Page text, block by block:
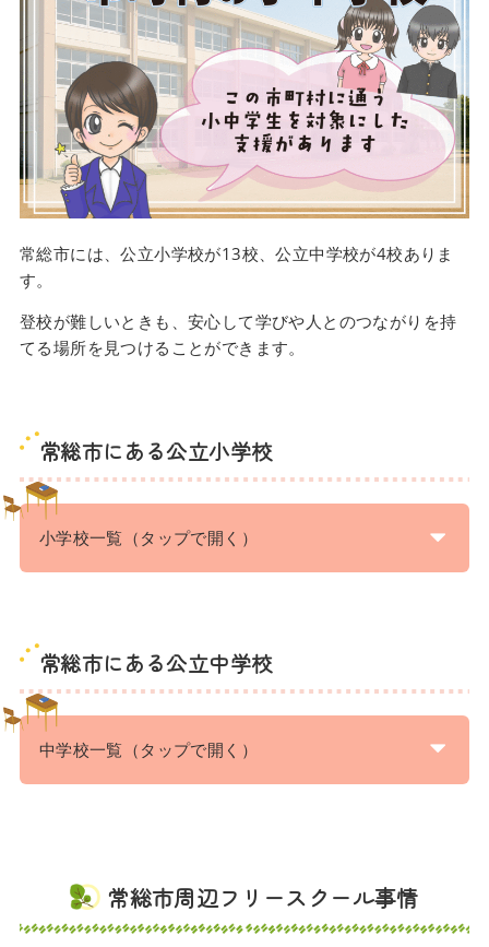
常総市には、公立小学校が13校、公立中学校が4校ありま
す。
登校が難しいときも、安心して学びや人とのつながりを持
てる場所を見つけることができます。
常総市にある公立小学校
小学校一覧（タップで開く）
常総市にある公立中学校
中学校一覧（タップで開く）
常総市周辺フリースクール事情